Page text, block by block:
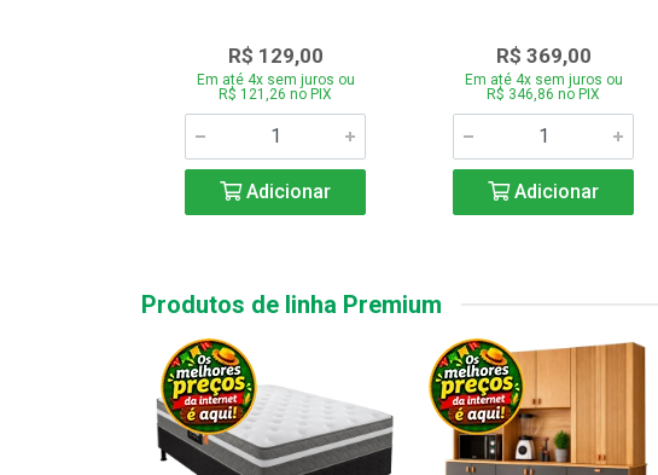
R$ 129,00
Em até 4x sem juros ou
R$ 121,26 no PIX
Adicionar
R$ 369,00
Em até 4x sem juros ou
R$ 346,86 no PIX
Adicionar
Produtos de linha Premium